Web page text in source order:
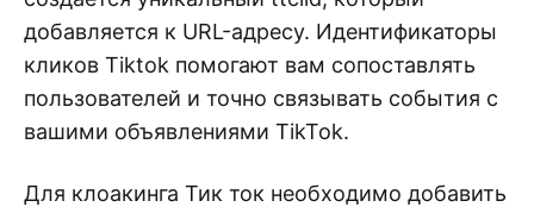
добавляется к URL-адресу. Идентификаторы
кликов Tiktok помогают вам сопоставлять
пользователей и точно связывать события с
вашими объявлениями TikTok.
Для клоакинга Тик ток необходимо добавить